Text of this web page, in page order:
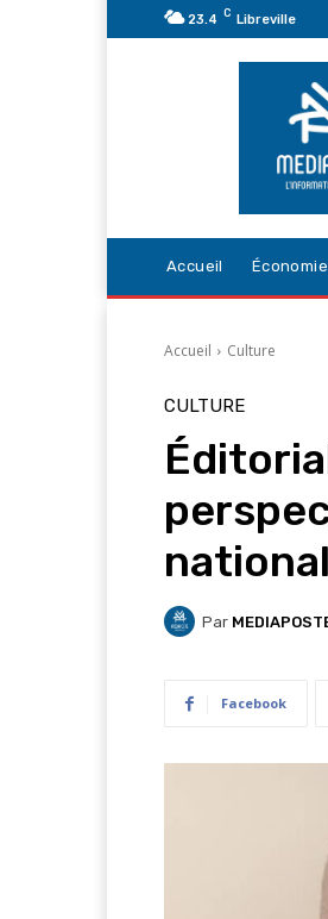
23.4 C Libreville
Accueil Économie
Accueil Culture
CULTURE
Par
Facebook